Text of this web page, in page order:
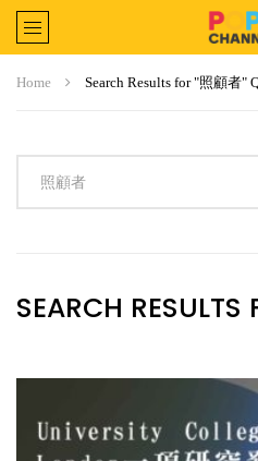
Home Search Results for "照顧者"
SEARCH RESULTS